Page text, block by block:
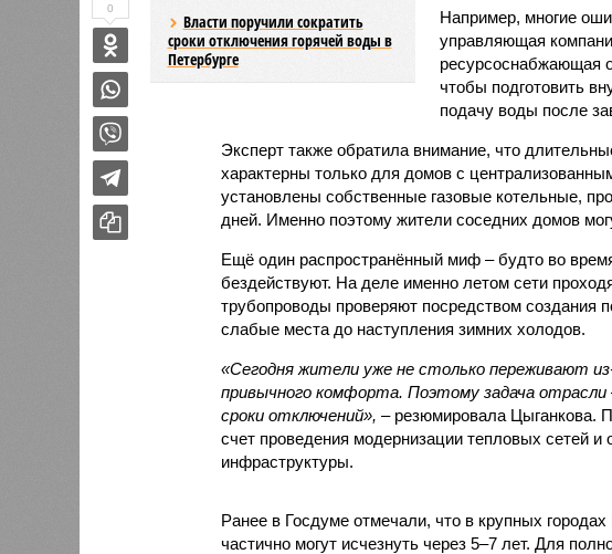
Власти поручили сократить
сроки отключения горячей воды в
Петербурге
Например, многие
управляющая
ресурсоснабжающая
чтобы подготовить
подачу воды после
Эксперт также обратила внимание, что
характерны только для домов с
установлены собственные газовые котельные,
дней. Именно поэтому жители соседних домов
Ещё один распространённый миф – будто во
бездействуют. На деле именно летом сети
трубопроводы проверяют посредством создания
слабые места до наступления зимних холодов.
«Сегодня жители уже не столько переживают
привычного комфорта. Поэтому задача
сроки отключений», – резюмировала Цыганкова.
счет проведения модернизации тепловых сетей
инфраструктуры.
Ранее в Госдуме отмечали, что в крупных
частично могут исчезнуть через 5–7 лет. Для
0